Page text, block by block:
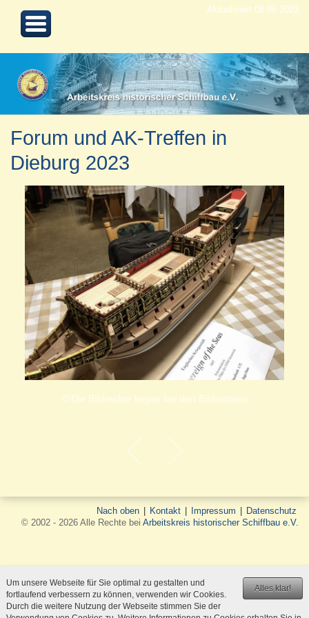
Aktualisiert 08.06.2023
Forum und AK-Treffen in
Dieburg 2023
© Die Bildrechte liegen bei den Bildautoren
Nach oben Kontakt Impressum
Datenschutz
© 2002 - 2026 Alle Rechte bei Arbeitskreis historischer Schiffbau e.V.
Alles klar!
Um unsere Webseite für Sie optimal zu gestalten und
fortlaufend verbessern zu können, verwenden wir Cookies.
Durch die weitere Nutzung der Webseite stimmen Sie der